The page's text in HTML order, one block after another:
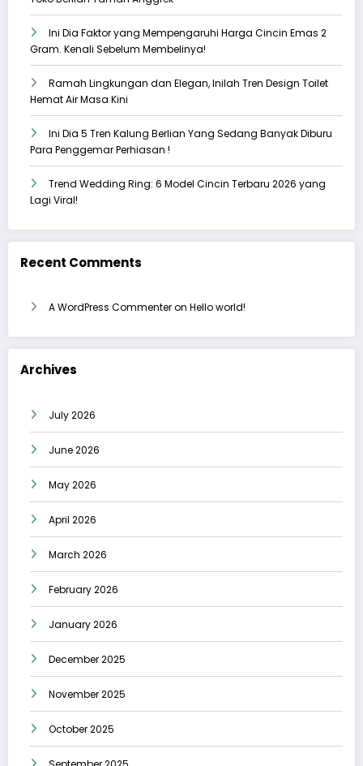
Ini Dia Faktor yang Mempengaruhi Harga Cincin Emas 2
Gram. Kenali Sebelum Membelinya!
Ramah Lingkungan dan Elegan, Inilah Tren Design Toilet
Hemat Air Masa Kini
Ini Dia 5 Tren Kalung Berlian Yang Sedang Banyak Diburu
Para Penggemar Perhiasan !
Trend Wedding Ring: 6 Model Cincin Terbaru 2026 yang
Lagi Viral!
Recent Comments
A WordPress Commenteron Hello world!
Archives
July 2026
June 2026
May 2026
April 2026
March 2026
February 2026
January 2026
December 2025
November 2025
October 2025